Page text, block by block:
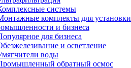
системы
комплекты для установки
и бизнеса
для бизнеса
и осветление
воды
обратный осмос